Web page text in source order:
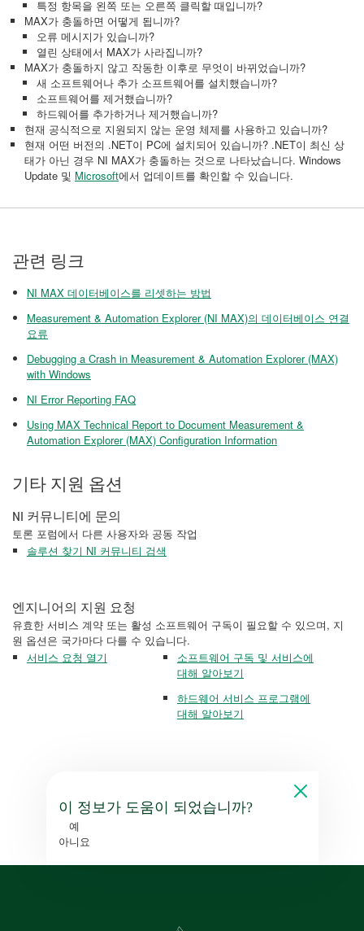
특정 항목을 왼쪽 또는 오른쪽 클릭할 때입니까?
MAX가 충돌하면 어떻게 됩니까?
오류 메시지가 있습니까?
열린 상태에서 MAX가 사라집니까?
MAX가 충돌하지 않고 작동한 이후로 무엇이 바뀌었습니까?
새 소프트웨어나 추가 소프트웨어를 설치했습니까?
소프트웨어를 제거했습니까?
하드웨어를 추가하거나 제거했습니까?
현재 공식적으로 지원되지 않는 운영 체제를 사용하고 있습니까?
현재 어떤 버전의 .NET이 PC에 설치되어 있습니까? .NET이 최신 상
태가 아닌 경우 NI MAX가 충돌하는 것으로 나타났습니다. Windows
Update 및 Microsoft에서 업데이트를 확인할 수 있습니다.
관련 링크
NI MAX 데이터베이스를 리셋하는 방법
Measurement & Automation Explorer (NI MAX)의 데이터베이스 연결
요류
Debugging a Crash in Measurement & Automation Explorer (MAX)
with Windows
NI Error Reporting FAQ
Using MAX Technical Report to Document Measurement &
Automation Explorer (MAX) Configuration Information
기타 지원 옵션
NI 커뮤니티에 문의
토론 포럼에서 다른 사용자와 공동 작업
솔루션 찾기 NI 커뮤니티 검색
엔지니어의 지원 요청
유효한 서비스 계약 또는 활성 소프트웨어 구독이 필요할 수 있으며, 지
원 옵션은 국가마다 다를 수 있습니다.
서비스 요청 열기
소프트웨어 구독 및 서비스에
대해 알아보기
하드웨어 서비스 프로그램에
대해 알아보기
이 정보가 도움이 되었습니까?
예
아니요